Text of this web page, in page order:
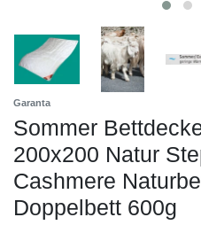
Garanta
Sommer
200x200 Natur
Cashmere
Doppelbett 600g